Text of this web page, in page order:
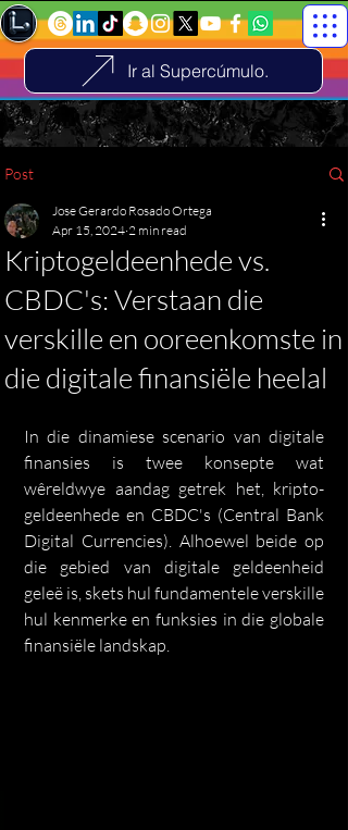
Ir al Supercúmulo.
Post
Kriptogeldeenhede vs.
CBDC's: Verstaan ​​​​die
verskille en ooreenkomste in
die digitale finansiële heelal
Jose Gerardo Rosado Ortega
Apr 15, 2024 2 min read
In die dinamiese scenario van digitale
finansies is twee konsepte wat
wêreldwye aandag getrek het, kripto-
geldeenhede en CBDC's (Central Bank
Digital Currencies). Alhoewel beide op
die gebied van digitale geldeenheid
geleë is, skets hul fundamentele verskille
hul kenmerke en funksies in die globale
finansiële landskap.